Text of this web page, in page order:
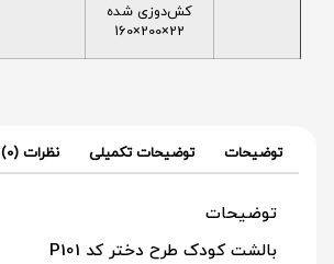
کش‌دوزی شده
22×200×160
توضیحات توضیحات تکمیلی نظرات (0)
توضیحات
بالشت کودک طرح دختر کد P101